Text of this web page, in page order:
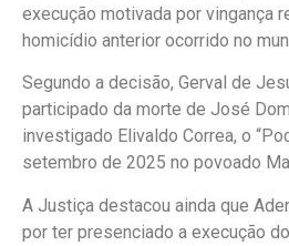
execução motivada por vingança
homicídio anterior ocorrido no
Segundo a decisão, Gerval de
participado da morte de José
investigado Elivaldo Correa, o
setembro de 2025 no povoado
A Justiça destacou ainda que
por ter presenciado a execução